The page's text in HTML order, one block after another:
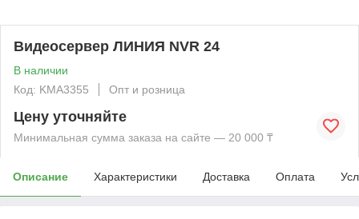
Видеосервер ЛИНИЯ NVR 24
В наличии
Код: KMА3355
Опт и розница
Цену уточняйте
Минимальная сумма заказа на сайте — 20 000 ₸
Описание Характеристики Доставка Оплата